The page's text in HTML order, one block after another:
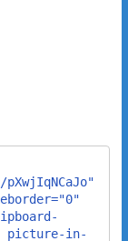
picture-in-